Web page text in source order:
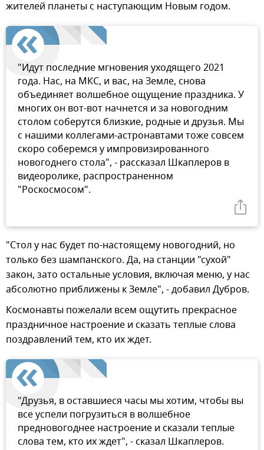
жителей планеты с наступающим Новым годом.
"Идут последние мгновения уходящего 2021
года. Нас, на МКС, и вас, на Земле, снова
объединяет волшебное ощущение праздника. У
многих он вот-вот начнется и за новогодним
столом соберутся близкие, родные и друзья. Мы
с нашими коллегами-астронавтами тоже совсем
скоро соберемся у импровизированного
новогоднего стола", - рассказал Шкаплеров в
видеоролике, распространенном
"Роскосмосом".
"Стол у нас будет по-настоящему новогодний, но
только без шампанского. Да, на станции "сухой"
закон, зато остальные условия, включая меню, у нас
абсолютно приближены к Земле", - добавил Дубров.
Космонавты пожелали всем ощутить прекрасное
праздничное настроение и сказать теплые слова
поздравлений тем, кто их ждет.
"Друзья, в оставшиеся часы мы хотим, чтобы вы
все успели погрузиться в волшебное
предновогоднее настроение и сказали теплые
слова тем, кто их ждет", - сказал Шкаплеров.